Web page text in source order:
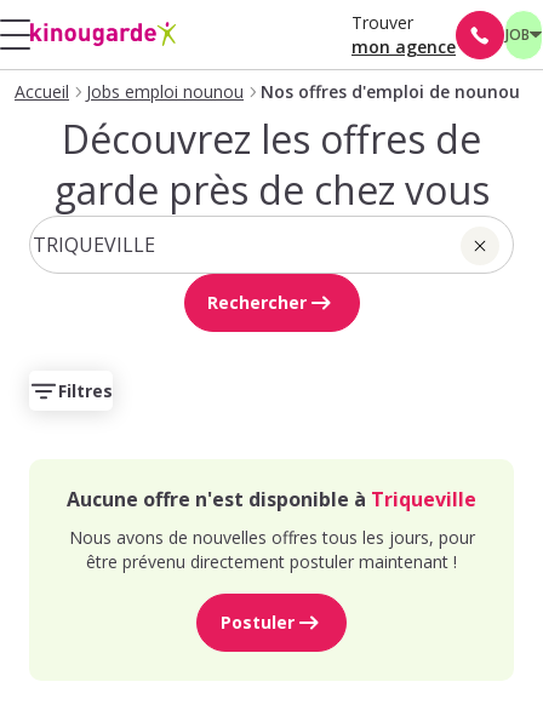
Trouver
mon agence
JOB
Accueil Jobs emploi nounou Nos offres d'emploi de nounou
Découvrez les offres de
garde près de chez vous
Rechercher
Filtres
Aucune offre n'est disponible à Triqueville
Nous avons de nouvelles offres tous les jours, pour
être prévenu directement postuler maintenant !
Postuler